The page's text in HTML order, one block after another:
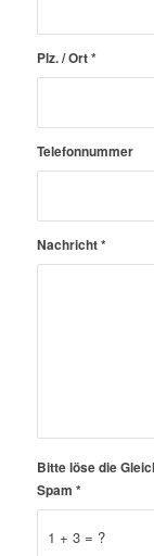
Plz. / Ort*
Telefonnummer
Nachricht*
1 + 3 = ?
Bitte löse die
Spam *